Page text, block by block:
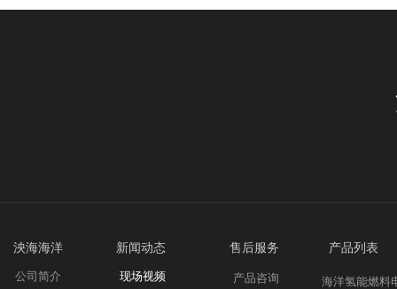
海洋氢能燃料
产品咨询
现场视频
公司简介
泱海海洋 新闻动态 售后服务 产品列表